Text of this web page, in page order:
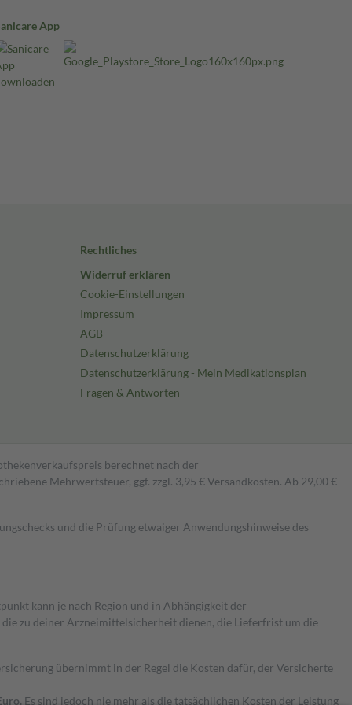
App
Rechtliches
Widerruf erklären
Cookie-Einstellungen
Impressum
AGB
Datenschutzerklärung
Datenschutzerklärung - Mein Medikationsplan
Fragen & Antworten
berechnet nach der
Mehrwertsteuer, ggf. zzgl. 3,95 € Versandkosten. Ab 29,00 €
und die Prüfung etwaiger Anwendungshinweise des
kann je nach Region und in Abhängigkeit der
zu deiner Arzneimittelsicherheit dienen, die Lieferfrist um die
übernimmt in der Regel die Kosten dafür, der Versicherte
Es sind jedoch nie mehr als die tatsächlichen Kosten der Leistung